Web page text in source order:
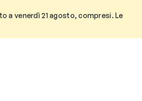
a venerdì 21 agosto, compresi. Le